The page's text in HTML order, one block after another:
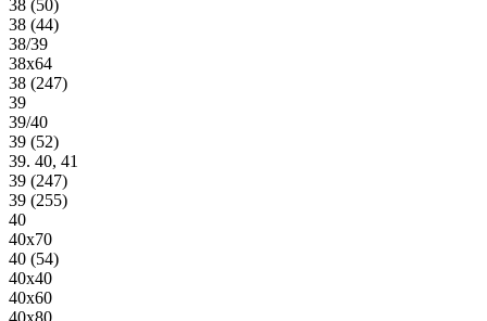
38 (50)
38 (44)
38/39
38х64
38 (247)
39
39/40
39 (52)
39. 40, 41
39 (247)
39 (255)
40
40х70
40 (54)
40х40
40х60
40х80